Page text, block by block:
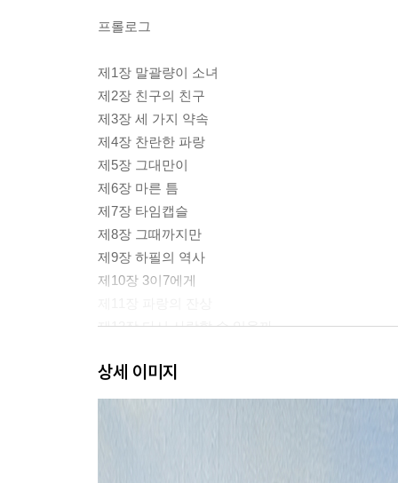
프롤로그
제1장 말괄량이 소녀
제2장 친구의 친구
제3장 세 가지 약속
제4장 찬란한 파랑
제5장 그대만이
제6장 마른 틈
제7장 타임캡슬
제8장 그때까지만
제9장 하필의 역사
제10장 3이7에게
제12장 다시 사랑할 수 있을까
에필로그
상세 이미지